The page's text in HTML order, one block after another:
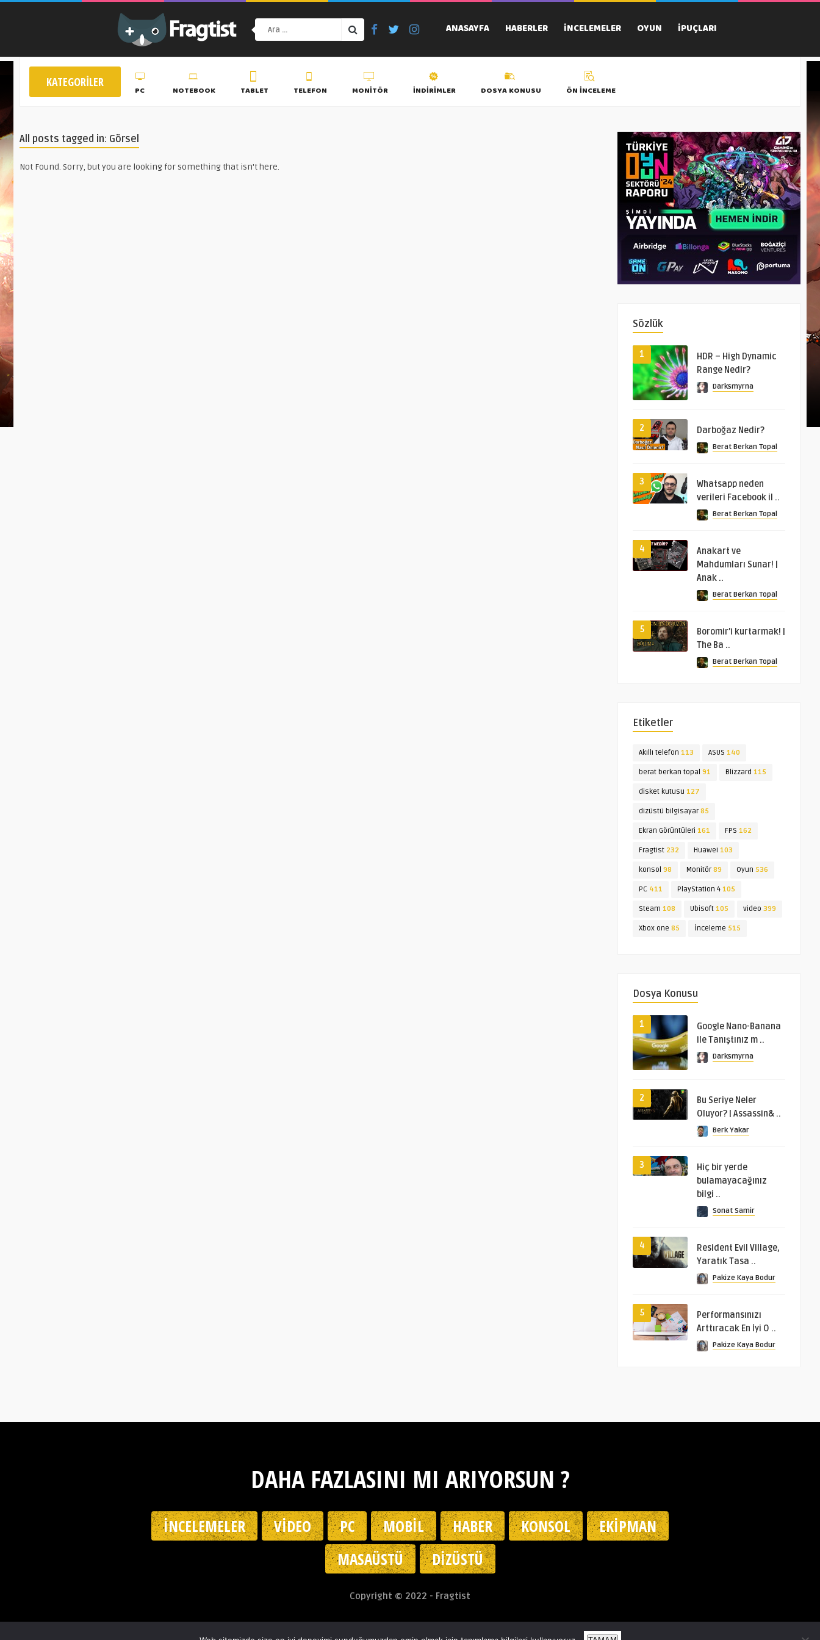
ANASAYFA HABERLER İNCELEMELER OYUN İPUÇLARI
KATEGORILER
PC NOTEBOOK TABLET TELEFON MONITÖR İNDIRIMLER DOSYA KONUSU ÖN İNCELEME
All posts tagged in: Görsel
Not Found. Sorry, but you are looking for something that isn't here.
Sözlük
1
HDR – High Dynamic
Range Nedir?
Darksmyrna
2 Darboğaz Nedir?
Berat Berkan Topal
3
Whatsapp neden
verileri Facebook il ..
Berat Berkan Topal
4
Anakart ve
Mahdumları Sunar! |
Anak ..
Berat Berkan Topal
5
Boromir’i kurtarmak! |
The Ba ..
Berat Berkan Topal
Etiketler
Akıllı telefon 113 ASUS 140
berat berkan topal 91 Blizzard 115
disket kutusu 127
dizüstü bilgisayar85
Ekran Görüntüleri 161 FPS 162
Fragtist 232 Huawei 103
konsol 98 Monitör89 Oyun 536
PC 411 PlayStation 4 105
Steam 108 Ubisoft 105 video 399
Xbox one 85 İnceleme 515
Dosya Konusu
1
Google Nano-Banana
ile Tanıştınız m ..
Darksmyrna
2
Bu Seriye Neler
Oluyor? | Assassin& ..
Berk Yakar
3
Hiç bir yerde
bulamayacağınız
bilgi ..
Sonat Samir
4
Resident Evil Village,
Yaratık Tasa ..
Pakize Kaya Bodur
5
Performansınızı
Arttıracak En İyi O ..
Pakize Kaya Bodur
DAHA FAZLASINI MI ARIYORSUN ?
İNCELEMELER VIDEO PC MOBIL HABER KONSOL
EKIPMAN
MASAÜSTÜ
DIZÜSTÜ
Copyright © 2022 - Fragtist